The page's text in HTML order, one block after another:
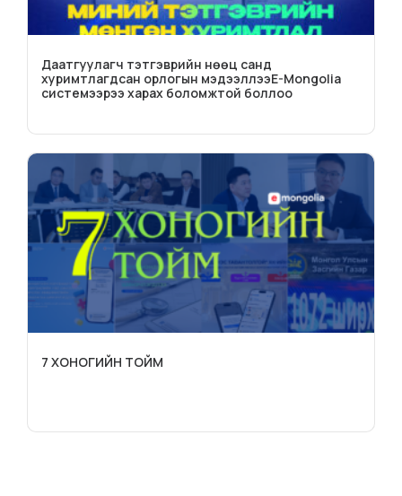
Даатгуулагч тэтгэврийн нөөц санд
хуримтлагдсан орлогын мэдээллээE-Mongolia
системээрээ харах боломжтой боллоо
7 ХОНОГИЙН ТОЙМ